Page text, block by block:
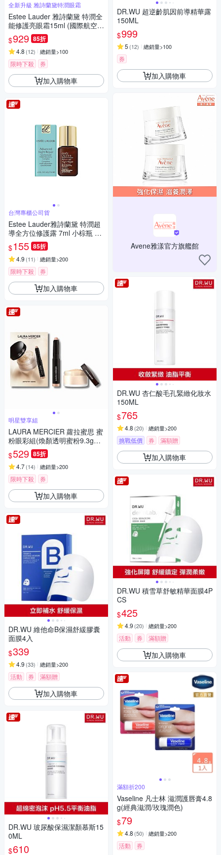
全新升級 雅詩蘭黛特潤眼霜
Estee Lauder 雅詩蘭黛 特潤全
能修護亮眼霜15ml (國際航空
版)
$929 85折
4.8 (12) 總銷量>100
限時下殺 券
加入購物車
台灣專櫃公司貨
Estee Lauder雅詩蘭黛 特潤超
導全方位修護露 7ml 小棕瓶 台
灣專櫃公司貨
$155 85折
4.9 (11) 總銷量>200
限時下殺 券
加入購物車
明星雙享組
LAURA MERCIER 蘿拉蜜思 蜜
粉眼彩組(煥顏透明蜜粉9.3g➕
奢華mini眼彩筆1g #Rose Gol
d) 旅行組
$529 85折
4.7(14) 總銷量>200
限時下殺 券
加入購物車
DR.WU 維他命B保濕舒緩膠囊
面膜4入
$339
4.9 (33) 總銷量>200
活動 券 滿額贈
加入購物車
DR.WU 玻尿酸保濕潔顏慕斯15
0ML
$610
DR.WU 超逆齡肌因前導精華露
150ML
$999
5 (12) 總銷量>100
券
加入購物車
Avene雅漾官方旗艦館
DR.WU 杏仁酸毛孔緊緻化妝水
150ML
$765
4.8 (20) 總銷量>200
挑戰低價 券 滿額贈
加入購物車
DR.WU 積雪草舒敏精華面膜4P
CS
$425
4.9 (20) 總銷量>200
活動 券 滿額贈
加入購物車
滿額折200
Vaseline 凡士林 滋潤護唇膏4.8
g(經典滋潤/玫瑰潤色)
$79
4.8 (50) 總銷量>200
活動 券